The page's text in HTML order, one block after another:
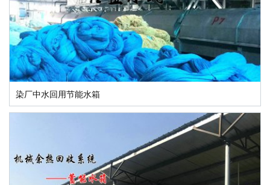
染厂中水回用节能水箱